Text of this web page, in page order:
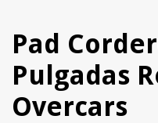
Pad
Pulgadas
Overcars